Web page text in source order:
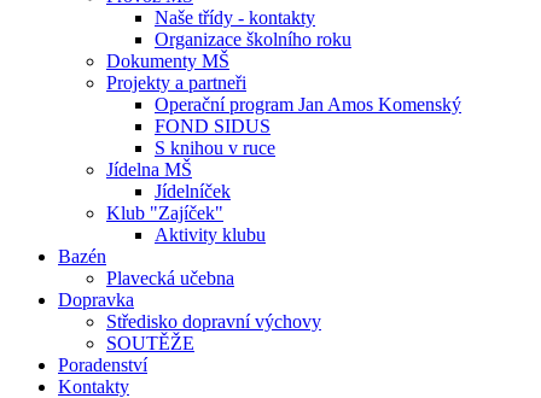
Naše třídy - kontakty
Organizace školního roku
Dokumenty MŠ
Projekty a partneři
Operační program Jan Amos Komenský
FOND SIDUS
S knihou v ruce
Jídelna MŠ
Jídelníček
Klub "Zajíček"
Aktivity klubu
Bazén
Plavecká učebna
Dopravka
Středisko dopravní výchovy
SOUTĚŽE
Poradenství
Kontakty